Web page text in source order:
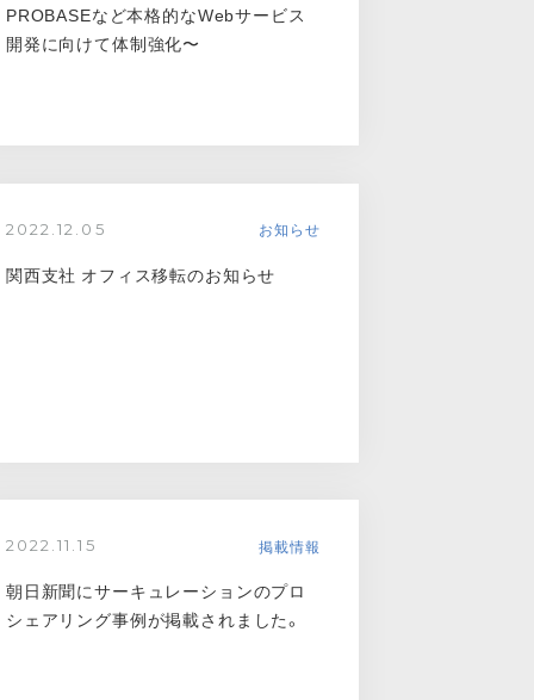
PROBASEなど本格的なWebサービス
開発に向けて体制強化〜
2022.12.05 お知らせ
関西支社 オフィス移転のお知らせ
2022.11.15 掲載情報
朝日新聞にサーキュレーションのプロ
シェアリング事例が掲載されました。